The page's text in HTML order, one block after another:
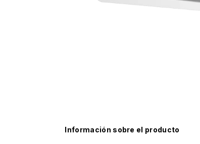
Información sobre el producto